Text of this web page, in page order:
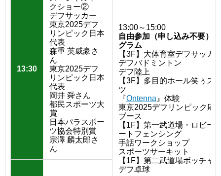
13:00～15:00
自由参加（申し込み不要）
グラム
【3F】大体育室デフサッカ
デフバドミントン
デフ陸上
【3F】多目的ホール笑ぅス
ツ
『Ontenna 』体験
東京2025デフリンピック応
ブース
【1F】第一武道場・ロビー
ートフェンシング
手話ワークショップ
スポーツサーキット
【1F】第二武道場ボッチャ
デフ卓球
13:30
クショー②
デフサッカー
東京2025デフ
リンピック日本
代表
森重 英威豪さ
ん
東京2025デフ
リンピック日本
代表
岡井 舜さん
都民スポーツ大
賞
日本パラスポー
ツ協会特別賞
宗澤 麟太郎さ
ん